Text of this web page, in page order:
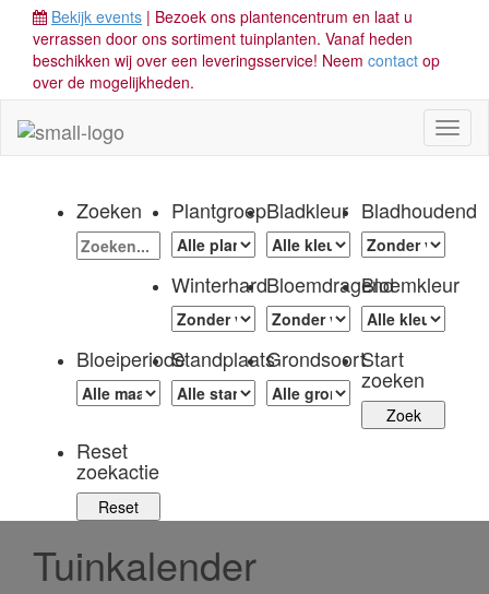
Bekijk events | Bezoek ons plantencentrum en laat u
verrassen door ons sortiment tuinplanten. Vanaf heden
beschikken wij over een leveringsservice! Neem contact op
over de mogelijkheden.
Zoeken PlantgroepBladkleur Bladhoudend
WinterhardBloemdragendBloemkleur
BloeiperiodeStandplaatsGrondsoortStart
zoeken
Reset
zoekactie
Tuinkalender